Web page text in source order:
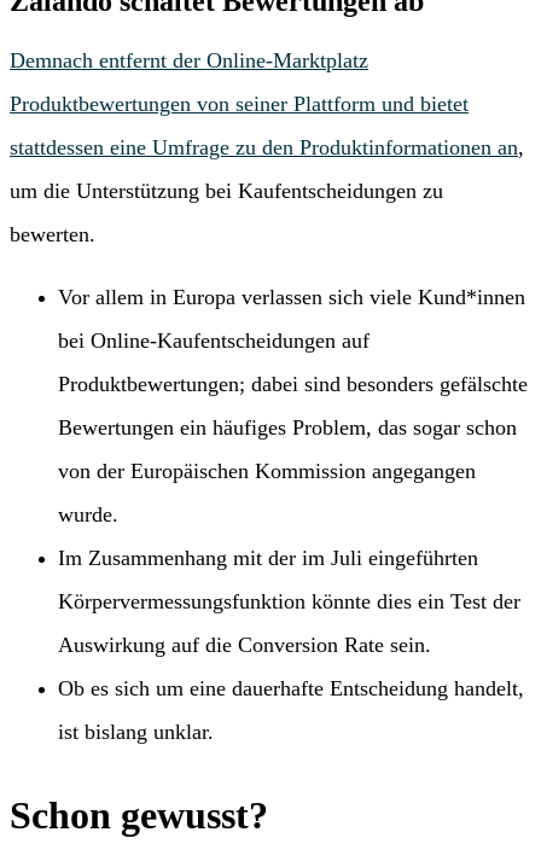
Demnach entfernt der Online-Marktplatz
Produktbewertungen von seiner Plattform und bietet
stattdessen eine Umfrage zu den Produktinformationen an,
um die Unterstützung bei Kaufentscheidungen zu
bewerten.
Vor allem in Europa verlassen sich viele Kund*innen
bei Online-Kaufentscheidungen auf
Produktbewertungen; dabei sind besonders gefälschte
Bewertungen ein häufiges Problem, das sogar schon
von der Europäischen Kommission angegangen
wurde.
Im Zusammenhang mit der im Juli eingeführten
Körpervermessungsfunktion könnte dies ein Test der
Auswirkung auf die Conversion Rate sein.
Ob es sich um eine dauerhafte Entscheidung handelt,
ist bislang unklar.
Schon gewusst?